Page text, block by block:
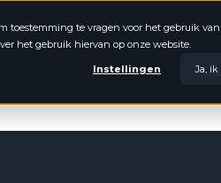
toestemming te vragen voor het gebruik
het gebruik hiervan op onze website.
Instellingen
Ja, ik
prijsgarantie Online kopen,